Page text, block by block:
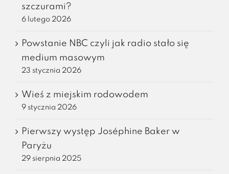
szczurami?
6 lutego 2026
Powstanie NBC czyli jak radio stało się
medium masowym
23 stycznia 2026
Wieś z miejskim rodowodem
9 stycznia 2026
Pierwszy występ Joséphine Baker w
Paryżu
29 sierpnia 2025